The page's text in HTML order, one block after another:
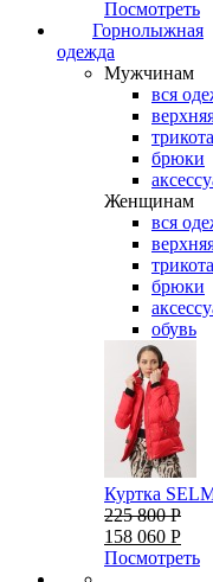
Посмотреть
Горнолыжная
одежда
Мужчинам
вся
брюки
Женщинам
вся
брюки
обувь
Куртка
225 800 Р
158 060 Р
Посмотреть